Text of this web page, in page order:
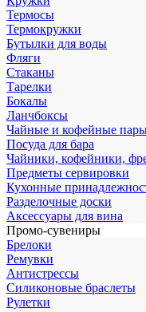
Термосы
Термокружки
Бутылки для воды
Фляги
Стаканы
Тарелки
Бокалы
Ланчбоксы
Чайные и кофейные
Посуда для бара
Чайники, кофейники,
Предметы сервировки
Кухонные
Разделочные доски
Аксессуары для вина
Промо-сувениры
Брелоки
Ремувки
Антистрессы
Силиконовые браслеты
Рулетки